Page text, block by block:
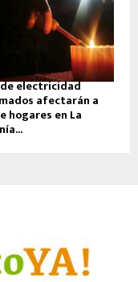
electricidad
afectarán a
hogares en La